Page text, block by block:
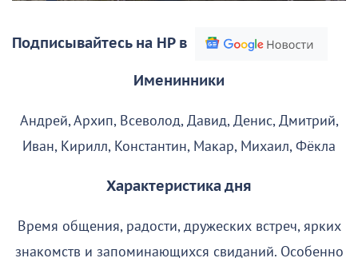
Подписывайтесь на НР в
Именинники
Андрей, Архип, Всеволод, Давид, Денис, Дмитрий,
Иван, Кирилл, Константин, Макар, Михаил, Фёкла
Характеристика дня
Время общения, радости, дружеских встреч, ярких
знакомств и запоминающихся свиданий. Особенно